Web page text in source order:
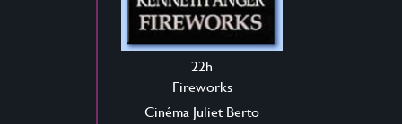
22h
Fireworks
Cinéma Juliet Berto